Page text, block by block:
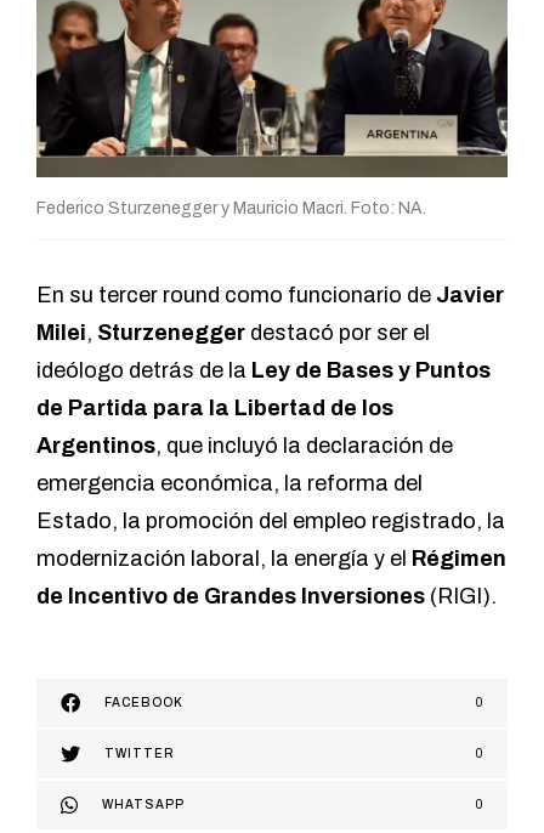
Federico Sturzenegger y Mauricio Macri. Foto: NA.
En su tercer round como funcionario de Javier
Milei, Sturzenegger destacó por ser el
ideólogo detrás de la Ley de Bases y Puntos
de Partida para la Libertad de los
Argentinos, que incluyó la declaración de
emergencia económica, la reforma del
Estado, la promoción del empleo registrado, la
modernización laboral, la energía y el Régimen
de Incentivo de Grandes Inversiones (RIGI).
FACEBOOK 0
TWITTER 0
WHATSAPP 0